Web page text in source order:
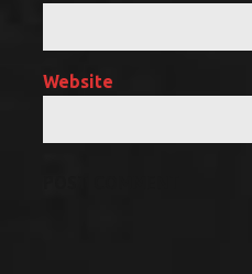
Website